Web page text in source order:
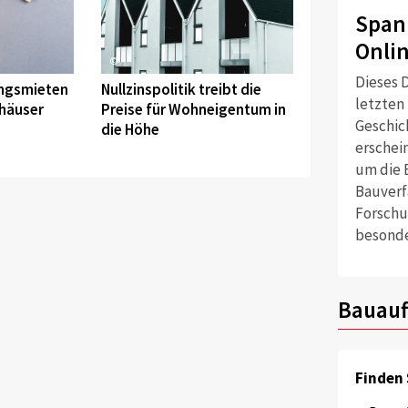
©
Nullzinspolitik treibt die
Preise für Wohneigentum in
die Höhe
Dieses
letzten
um die
Finden